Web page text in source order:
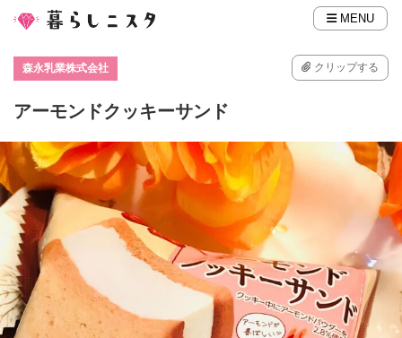
MENU
森永乳業株式会社 クリップする
アーモンドクッキーサンド